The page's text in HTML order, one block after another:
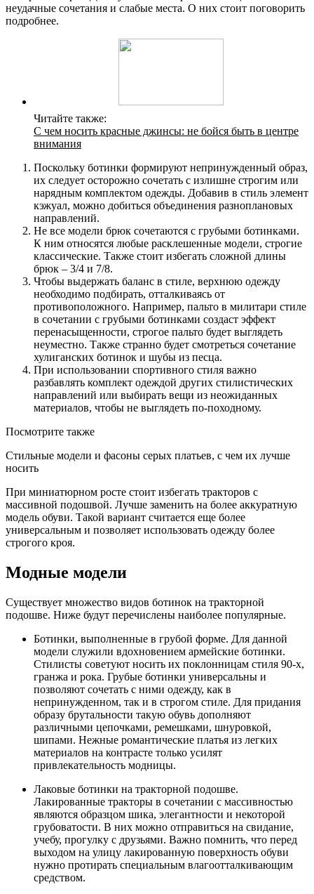
неудачные сочетания и слабые места. О них стоит поговорить
подробнее.
Читайте также:
С чем носить красные джинсы: не бойся быть в центре
внимания
Поскольку ботинки формируют непринужденный образ,
их следует осторожно сочетать с излишне строгим или
нарядным комплектом одежды. Добавив в стиль элемент
кэжуал, можно добиться объединения разноплановых
направлений.
Не все модели брюк сочетаются с грубыми ботинками.
К ним относятся любые расклешенные модели, строгие
классические. Также стоит избегать сложной длины
брюк – 3/4 и 7/8.
Чтобы выдержать баланс в стиле, верхнюю одежду
необходимо подбирать, отталкиваясь от
противоположного. Например, пальто в милитари стиле
в сочетании с грубыми ботинками создаст эффект
перенасыщенности, строгое пальто будет выглядеть
неуместно. Также странно будет смотреться сочетание
хулиганских ботинок и шубы из песца.
При использовании спортивного стиля важно
разбавлять комплект одеждой других стилистических
направлений или выбирать вещи из неожиданных
материалов, чтобы не выглядеть по-походному.
Посмотрите также
Стильные модели и фасоны серых платьев, с чем их лучше
носить
При миниатюрном росте стоит избегать тракторов с
массивной подошвой. Лучше заменить на более аккуратную
модель обуви. Такой вариант считается еще более
универсальным и позволяет использовать одежду более
строгого кроя.
Модные модели
Существует множество видов ботинок на тракторной
подошве. Ниже будут перечислены наиболее популярные.
Ботинки, выполненные в грубой форме. Для данной
модели служили вдохновением армейские ботинки.
Стилисты советуют носить их поклонницам стиля 90-х,
гранжа и рока. Грубые ботинки универсальны и
позволяют сочетать с ними одежду, как в
непринужденном, так и в строгом стиле. Для придания
образу брутальности такую обувь дополняют
различными цепочками, ремешками, шнуровкой,
шипами. Нежные романтические платья из легких
материалов на контрасте только усилят
привлекательность модницы.
Лаковые ботинки на тракторной подошве.
Лакированные тракторы в сочетании с массивностью
являются образцом шика, элегантности и некоторой
грубоватости. В них можно отправиться на свидание,
учебу, прогулку с друзьями. Важно помнить, что перед
выходом на улицу лакированную поверхность обуви
нужно протирать специальным влагоотталкивающим
средством.